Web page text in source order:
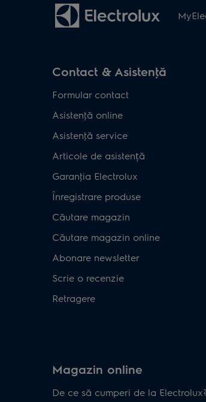
Contact & Asistenţă
Formular contact
Asistenţă online
Asistenţă service
Articole de asistență
Garanţia Electrolux
Înregistrare produse
Căutare magazin
Căutare magazin online
Abonare newsletter
Scrie o recenzie
Retragere
Magazin online
De ce să cumperi de la Electrolux?